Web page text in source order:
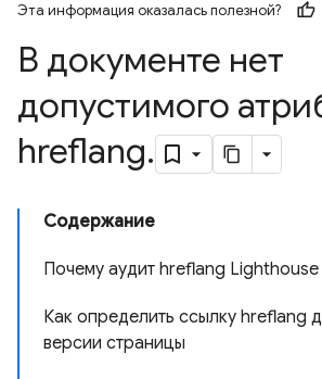
Эта информация оказалась полезной?
В документе нет
допустимого
hreflang.
Содержание
Почему аудит hreflang Lighthouse
Как определить ссылку hreflang
версии страницы